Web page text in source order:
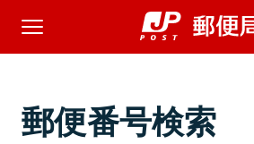
郵便番号検索